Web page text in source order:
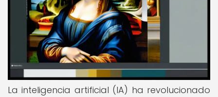
La inteligencia artificial (IA) ha revolucionado